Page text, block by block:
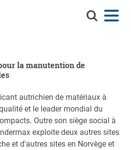
Recherchez
Menu
la manutention de
autrichien de matériaux à
et le leader mondial du
Outre son siège social à
exploite deux autres sites
et d'autres sites en Norvège et